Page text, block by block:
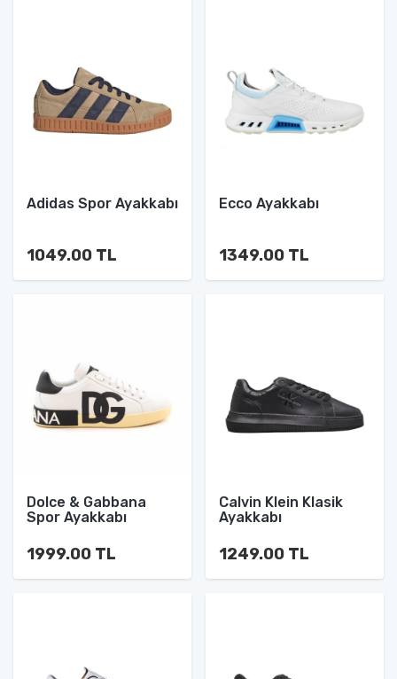
Adidas Spor Ayakkabı
1049.00 TL
Ecco Ayakkabı
1349.00 TL
Dolce & Gabbana
Spor Ayakkabı
1999.00 TL
Calvin Klein Klasik
Ayakkabı
1249.00 TL